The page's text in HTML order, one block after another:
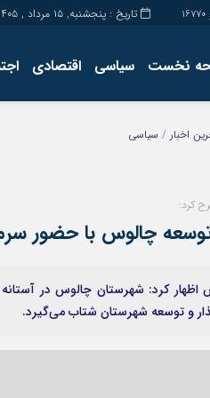
16770 تاریخ : پنجشنبه, ۱۵ مرداد , ۱۴۰۵
نخست سیاسی اقتصادی
اخبار / سیاسی
کرد:
چالوس با حضور
اظهار کرد: شهرستان چالوس در
و توسعه شهرستان شتاب می‌گیرد.